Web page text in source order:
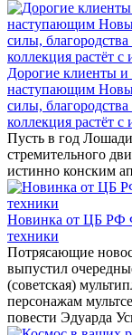
Дорогие клиенты и
наступающим
силы,
коллекция растёт
Пусть в год
стремительного
истинно конским
Новинка от ЦБ РФ
техники
Потрясающие
выпустил
(советская)
персонажам
повести Эдуарда